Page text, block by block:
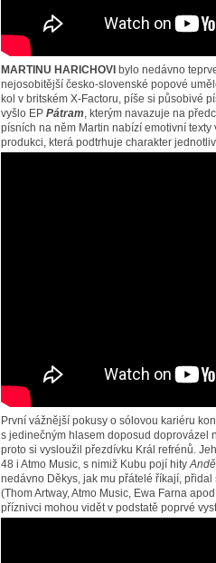
MARTINU HARICHOVI bylo nedávno
nejosobitější česko-slovenské popové
kol v britském X-Factoru, píše si působivé
vyšlo EP Pátram, kterým navazuje na
písních na něm Martin nabízí emotivní
produkci, která podtrhuje charakter
První vážnější pokusy o sólovou kariéru
s jedinečným hlasem doposud doprovázel
proto si vysloužil přezdívku Král refrénů.
48 i Atmo Music, s nimiž Kubu pojí hity
nedávno Děkys, jak mu přátelé říkají, přidal
(Thom Artway, Atmo Music, Ewa Farna
příznivci mohou vidět v podstatě poprvé